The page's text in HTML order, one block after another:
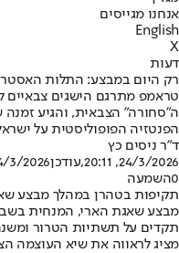
אנחנו מגייסים
English
X
דעות
רק היום במבצע: התלות
טראמפ מתרגם הישגים צבאיים
ה"סחורה" הצבאית, והגיע זמנה
הפנטזיה הפופוליסטית על
ד"ר ניסים כץ
24/3/2026, 20:11
,עודכן2026, 20:11
0השמעה
תקיפות בטהרן במהלך מבצע
מבצע שאגת הארי, המנחית
תקדים על תשתיות הטרור
מציג לראווה את שיא העוצמה